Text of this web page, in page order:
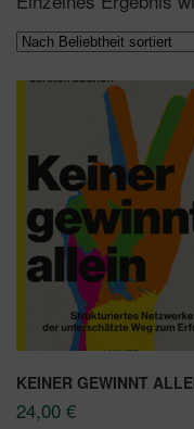
KEINER GEWINNT
24,00 €